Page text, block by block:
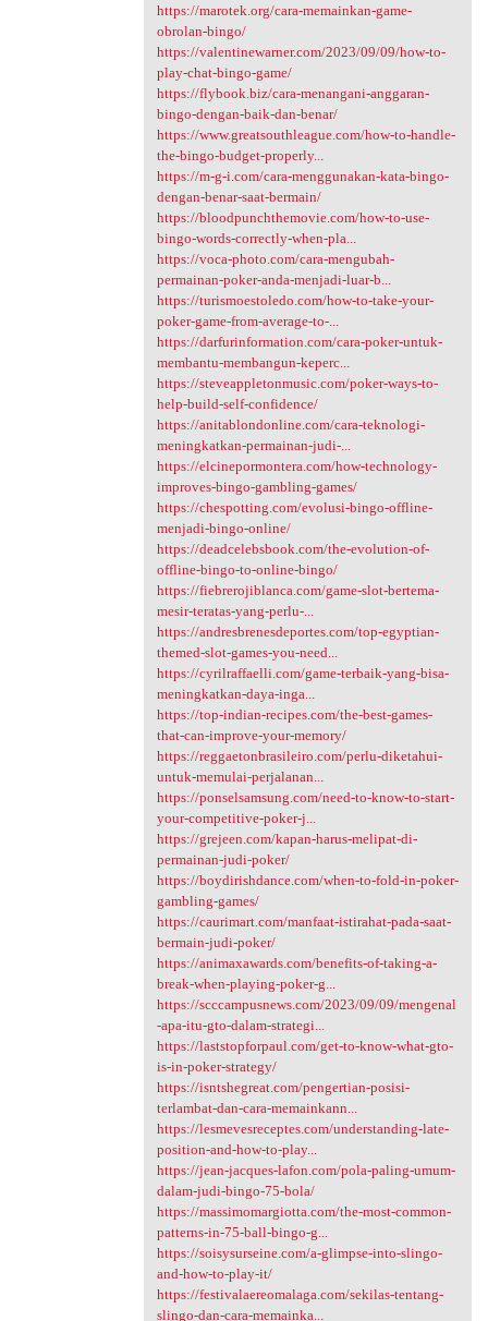
https://marotek.org/cara-memainkan-game-
obrolan-bingo/
https://valentinewarner.com/2023/09/09/how-to-
play-chat-bingo-game/
https://flybook.biz/cara-menangani-anggaran-
bingo-dengan-baik-dan-benar/
https://www.greatsouthleague.com/how-to-handle-
the-bingo-budget-properly...
https://m-g-i.com/cara-menggunakan-kata-bingo-
dengan-benar-saat-bermain/
https://bloodpunchthemovie.com/how-to-use-
bingo-words-correctly-when-pla...
https://voca-photo.com/cara-mengubah-
permainan-poker-anda-menjadi-luar-b...
https://turismoestoledo.com/how-to-take-your-
poker-game-from-average-to-...
https://darfurinformation.com/cara-poker-untuk-
membantu-membangun-keperc...
https://steveappletonmusic.com/poker-ways-to-
help-build-self-confidence/
https://anitablondonline.com/cara-teknologi-
meningkatkan-permainan-judi-...
https://elcinepormontera.com/how-technology-
improves-bingo-gambling-games/
https://chespotting.com/evolusi-bingo-offline-
menjadi-bingo-online/
https://deadcelebsbook.com/the-evolution-of-
offline-bingo-to-online-bingo/
https://fiebrerojiblanca.com/game-slot-bertema-
mesir-teratas-yang-perlu-...
https://andresbrenesdeportes.com/top-egyptian-
themed-slot-games-you-need...
https://cyrilraffaelli.com/game-terbaik-yang-bisa-
meningkatkan-daya-inga...
https://top-indian-recipes.com/the-best-games-
that-can-improve-your-memory/
https://reggaetonbrasileiro.com/perlu-diketahui-
untuk-memulai-perjalanan...
https://ponselsamsung.com/need-to-know-to-start-
your-competitive-poker-j...
https://grejeen.com/kapan-harus-melipat-di-
permainan-judi-poker/
https://boydirishdance.com/when-to-fold-in-poker-
gambling-games/
https://caurimart.com/manfaat-istirahat-pada-saat-
bermain-judi-poker/
https://animaxawards.com/benefits-of-taking-a-
break-when-playing-poker-g...
https://scccampusnews.com/2023/09/09/mengenal
-apa-itu-gto-dalam-strategi...
https://laststopforpaul.com/get-to-know-what-gto-
is-in-poker-strategy/
https://isntshegreat.com/pengertian-posisi-
terlambat-dan-cara-memainkann...
https://lesmevesreceptes.com/understanding-late-
position-and-how-to-play...
https://jean-jacques-lafon.com/pola-paling-umum-
dalam-judi-bingo-75-bola/
https://massimomargiotta.com/the-most-common-
patterns-in-75-ball-bingo-g...
https://soisysurseine.com/a-glimpse-into-slingo-
and-how-to-play-it/
https://festivalaereomalaga.com/sekilas-tentang-
slingo-dan-cara-memainka...